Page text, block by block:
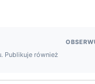
Publikuje również